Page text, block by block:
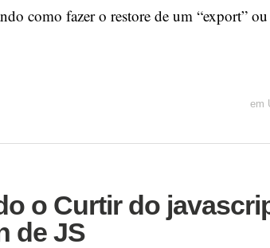
como fazer o restore de um “export”
em
o Curtir do
de JS